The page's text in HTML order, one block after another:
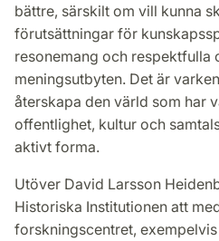
bättre, särskilt om vill kunna
förutsättningar för
resonemang och respektfulla
meningsutbyten. Det är
återskapa den värld som har
offentlighet, kultur och
aktivt forma.
Utöver David Larsson
Historiska Institutionen att
forskningscentret,